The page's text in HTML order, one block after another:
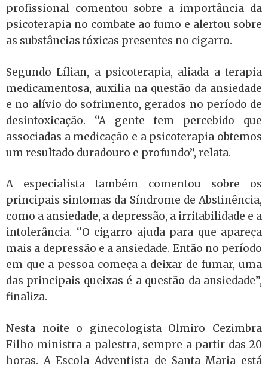
profissional comentou sobre a importância da
psicoterapia no combate ao fumo e alertou sobre
as substâncias tóxicas presentes no cigarro.
Segundo Lílian, a psicoterapia, aliada a terapia
medicamentosa, auxilia na questão da ansiedade
e no alívio do sofrimento, gerados no período de
desintoxicação. ‘‘A gente tem percebido que
associadas a medicação e a psicoterapia obtemos
um resultado duradouro e profundo’’, relata.
A especialista também comentou sobre os
principais sintomas da Síndrome de Abstinência,
como a ansiedade, a depressão, a irritabilidade e a
intolerância. ‘‘O cigarro ajuda para que apareça
mais a depressão e a ansiedade. Então no período
em que a pessoa começa a deixar de fumar, uma
das principais queixas é a questão da ansiedade’’,
finaliza.
Nesta noite o ginecologista Olmiro Cezimbra
Filho ministra a palestra, sempre a partir das 20
horas. A Escola Adventista de Santa Maria está